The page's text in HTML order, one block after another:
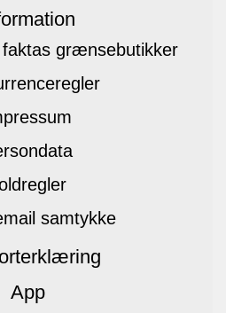
grænsebutikker
samtykke
App